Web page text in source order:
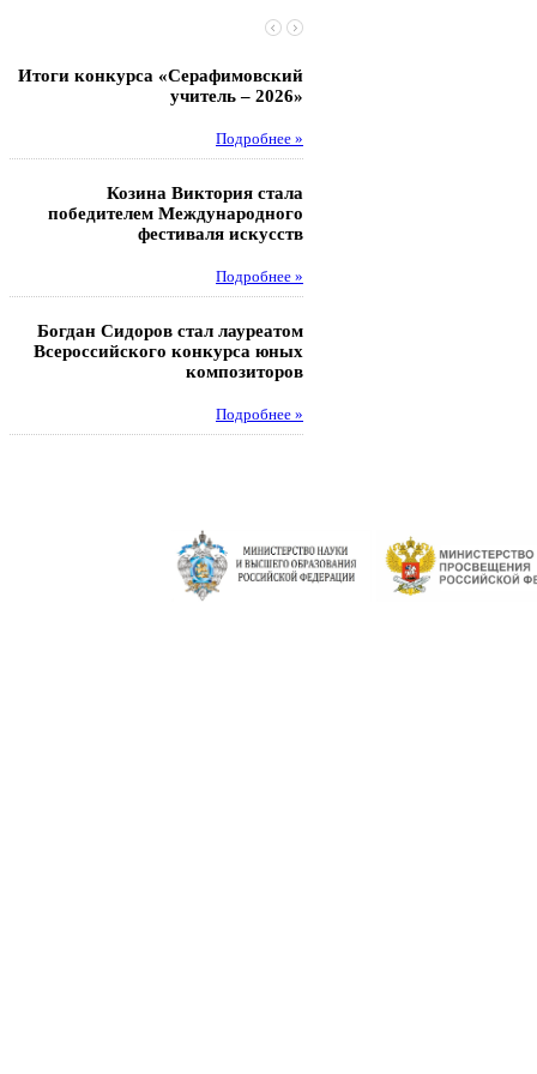
Итоги конкурса «Серафимовский
учитель – 2026»
Подробнее »
Козина Виктория стала
победителем Международного
фестиваля искусств
Подробнее »
Богдан Сидоров стал лауреатом
Всероссийского конкурса юных
композиторов
Подробнее »